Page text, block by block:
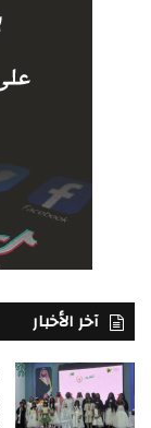
آخر الأخبار